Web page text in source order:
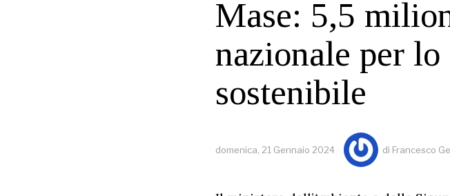
Mase: 5,5
nazionale per
sostenibile
domenica, 21 Gennaio 2024 di Francesco